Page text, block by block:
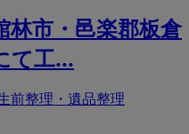
林市・邑楽郡板倉
て工...
前整理・遺品整理